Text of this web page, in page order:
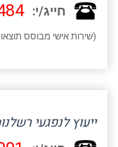
חייג/י:
(שירות אישי מבוסס
ייעוץ לנפגעי